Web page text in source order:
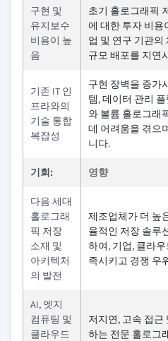
구현 및
유지보수
비용이 높
음
초기 홀로그래픽
에 대한 투자 비용
업 및 연구 기관의
규모 배포를 지연
기존 IT 인
프라와의
기술 통합
복잡성
구현 장벽을 증가
템, 데이터 관리
와 볼륨 홀로그래
데 어려움을 겪으
니다.
기회: 영향
다음 세대
홀로그래
픽 저장
소재 및
아키텍처
의 발전
제조업체가 더 높
율적인 저장 솔루
하여, 기업, 클라
족시키고 경쟁 우
AI, 엣지
컴퓨팅 및
클라우드
저지연, 고속 접근
하는 전문 홀로그